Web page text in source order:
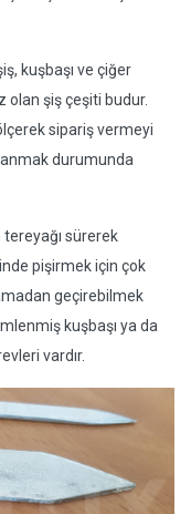
kuşbaşı ve çiğer
olan şiş çeşiti budur.
sipariş vermeyi
durumunda
tereyağı sürerek
pişirmek için çok
geçirebilmek
kuşbaşı ya da
vardır.